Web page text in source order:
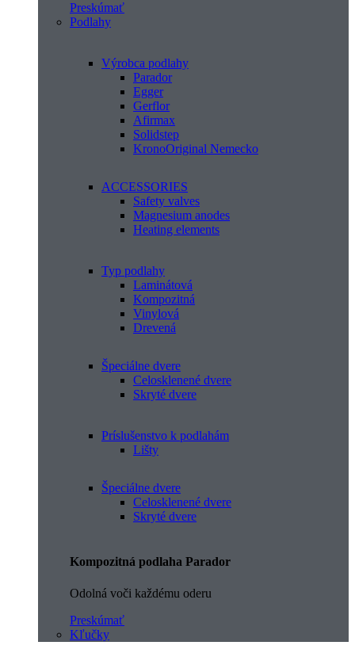
Preskúmať
Podlahy
Výrobca podlahy
Parador
Egger
Gerflor
Afirmax
Solidstep
KronoOriginal Nemecko
ACCESSORIES
Safety valves
Magnesium anodes
Heating elements
Typ podlahy
Laminátová
Kompozitná
Vinylová
Drevená
Špeciálne dvere
Celosklenené dvere
Skryté dvere
Príslušenstvo k podlahám
Lišty
Špeciálne dvere
Celosklenené dvere
Skryté dvere
Kompozitná podlaha Parador
Odolná voči každému oderu
Preskúmať
Kľučky